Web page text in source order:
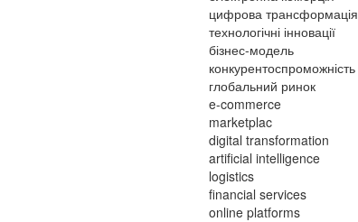
цифрова трансформація
технологічні інновації
бізнес-модель
конкурентоспроможність
глобальний ринок
e-commerce
marketplac
digital transformation
artificial intelligence
logistics
financial services
online platforms